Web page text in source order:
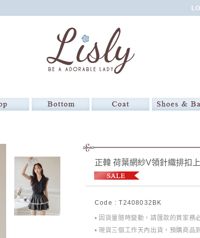
正韓 荷葉網紗V領針織排扣
Code : T2408032BK
• 因貨量隨時變動，請匯款的買家務
• 現貨三個工作天內出貨，預購商品